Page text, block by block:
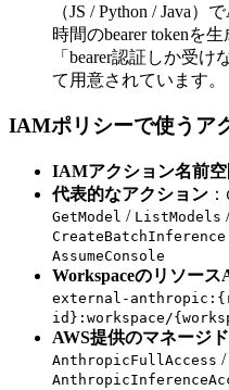
（JS / Python / Java
時間のbearer tokenを
「bearer認証しか受
て用意されています。
IAMポリシーで使うア
IAMアクション名前空
代表的なアクション ：
GetModel / ListModels
CreateBatchInference
AssumeConsole
Workspaceのリソース
external-
id}:workspace/
AWS提供のマネージ
AnthropicFullAccess /